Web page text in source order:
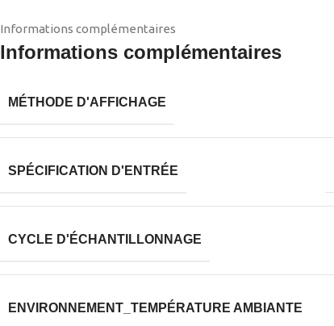
Informations complémentaires
Informations complémentaires
MÉTHODE D'AFFICHAGE
SPÉCIFICATION D'ENTRÉE
CYCLE D'ÉCHANTILLONNAGE
ENVIRONNEMENT_TEMPÉRATURE AMBIANTE